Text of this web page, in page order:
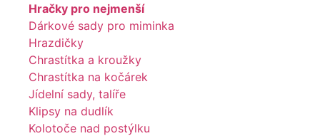
Hračky pro nejmenší
Dárkové sady pro miminka
Hrazdičky
Chrastítka a kroužky
Chrastítka na kočárek
Jídelní sady, talíře
Klipsy na dudlík
Kolotoče nad postýlku